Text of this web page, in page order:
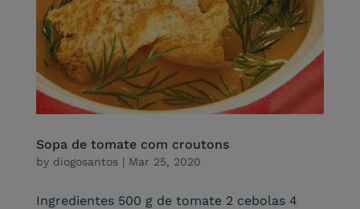
Sopa de tomate com croutons
by diogosantos| Mar 25, 2020
Ingredientes 500 g de tomate 2 cebolas 4